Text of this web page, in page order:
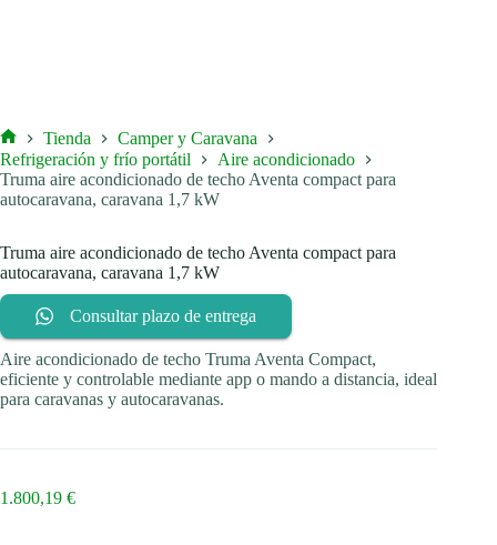
Inicio
Tienda
Camper y Caravana
Refrigeración y frío portátil
Aire acondicionado
Truma aire acondicionado de techo Aventa compact para
autocaravana, caravana 1,7 kW
Truma aire acondicionado de techo Aventa compact para
autocaravana, caravana 1,7 kW
Consultar plazo de entrega
Aire acondicionado de techo Truma Aventa Compact,
eficiente y controlable mediante app o mando a distancia, ideal
para caravanas y autocaravanas.
1.800,19 €